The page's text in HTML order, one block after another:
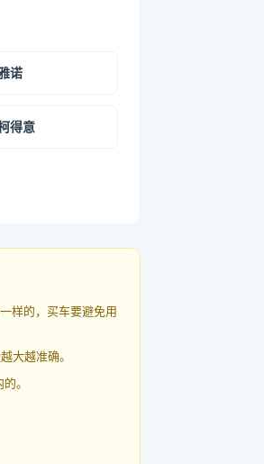
诺
得意
样的，买车要避免用
大越准确。
。